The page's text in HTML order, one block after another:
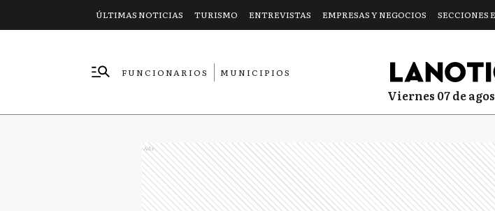
ÚLTIMAS NOTICIAS TURISMO ENTREVISTAS EMPRESAS Y NEGOCIOS SECCIONES
FUNCIONARIOS
MUNICIPIOS
viernes 07 de
Ads